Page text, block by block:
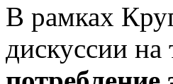
В рамках
дискуссии на